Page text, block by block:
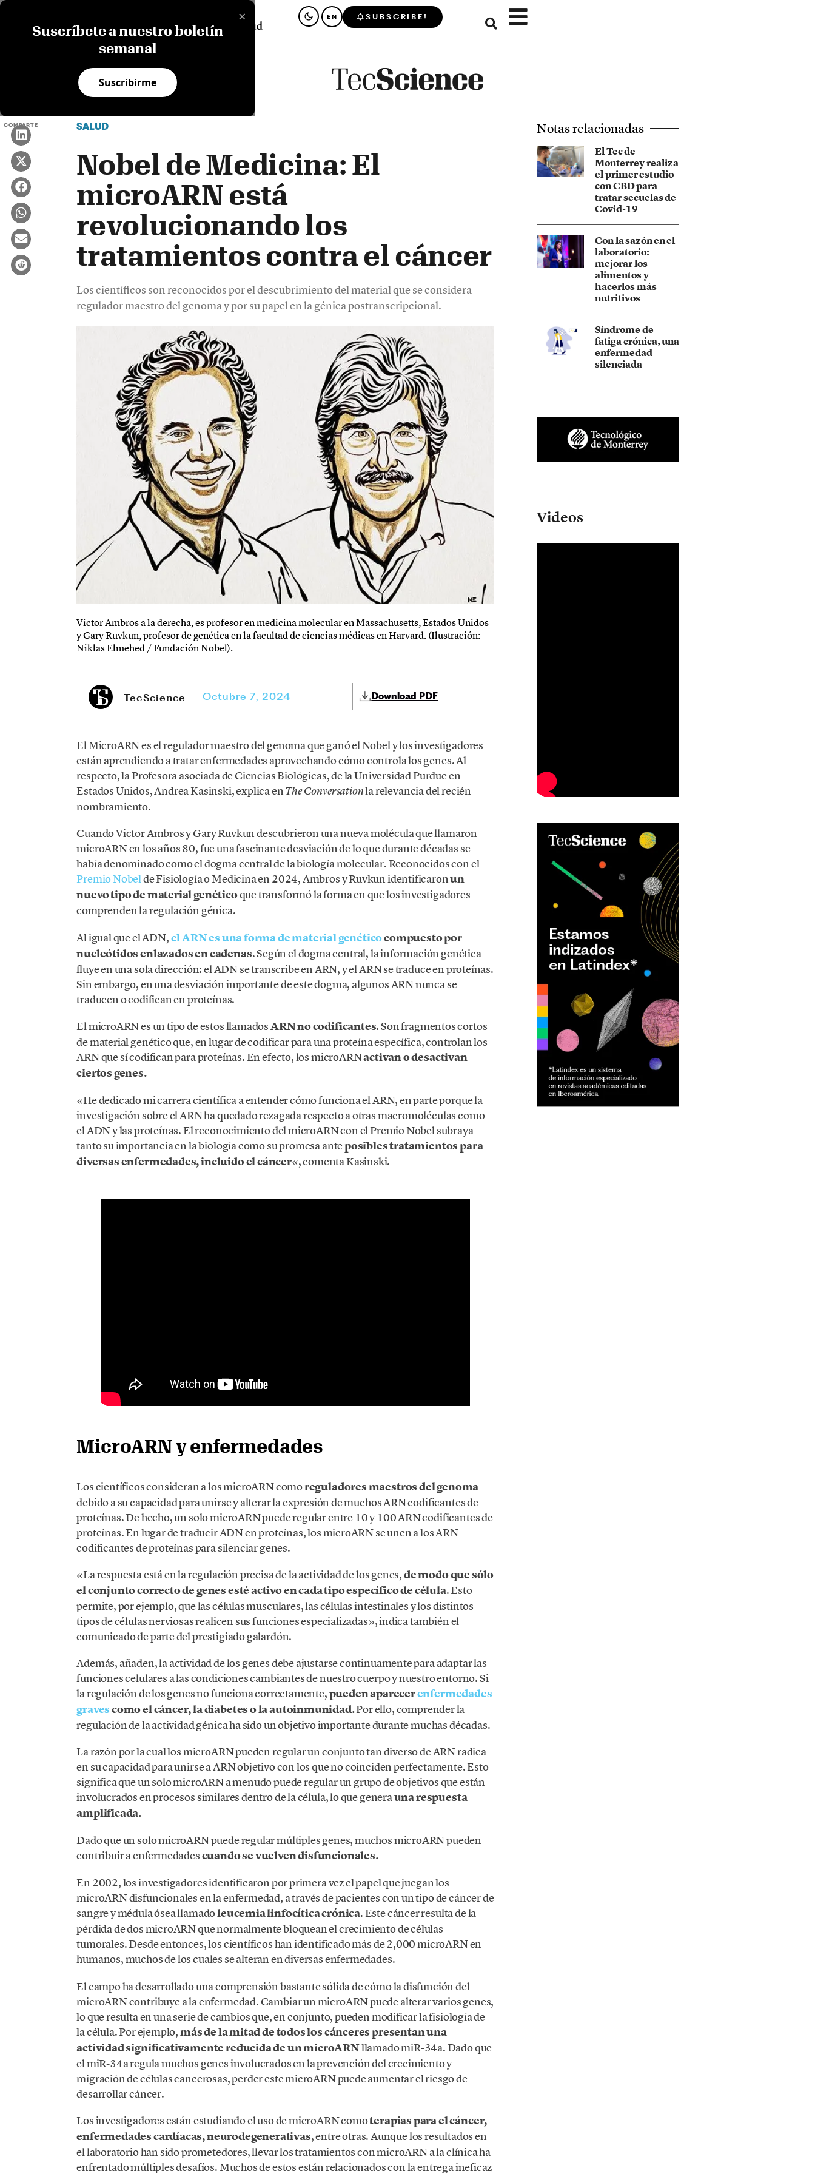
×
Suscríbete a nuestro boletín
semanal
Suscribirme
EN SUBSCRIBE!
COMPARTE SALUD
Nobel de Medicina: El
microARN está
revolucionando los
tratamientos contra el cáncer
Los científicos son reconocidos por el descubrimiento del material que se considera
regulador maestro del genoma y por su papel en la génica postranscripcional.
Victor Ambros a la derecha, es profesor en medicina molecular en Massachusetts, Estados Unidos
y Gary Ruvkun, profesor de genética en la facultad de ciencias médicas en Harvard. (Ilustración:
Niklas Elmehed / Fundación Nobel).
TecScience Octubre 7, 2024 Download PDF
El MicroARN es el regulador maestro del genoma que ganó el Nobel y los investigadores
están aprendiendo a tratar enfermedades aprovechando cómo controla los genes. Al
respecto, la Profesora asociada de Ciencias Biológicas, de la Universidad Purdue en
Estados Unidos, Andrea Kasinski, explica enThe Conversationla relevancia del recién
nombramiento.
Cuando Victor Ambros y Gary Ruvkun descubrieron una nueva molécula que llamaron
microARN en los años 80, fue una fascinante desviación de lo que durante décadas se
había denominado como el dogma central de la biología molecular. Reconocidos con el
Premio Nobelde Fisiología o Medicina en 2024, Ambros y Ruvkun identificaronun
nuevo tipo de material genéticoque transformó la forma en que los investigadores
comprenden la regulación génica.
Al igual que el ADN,el ARN es una forma de material genéticocompuesto por
nucleótidos enlazados en cadenas. Según el dogma central, la información genética
fluye en una sola dirección: el ADN se transcribe en ARN, y el ARN se traduce en proteínas.
Sin embargo, en una desviación importante de este dogma, algunos ARN nunca se
traducen o codifican en proteínas.
El microARN es un tipo de estos llamadosARN no codificantes. Son fragmentos cortos
de material genético que, en lugar de codificar para una proteína específica, controlan los
ARN que sí codifican para proteínas. En efecto, los microARNactivan o desactivan
ciertos genes.
«He dedicado mi carrera científica a entender cómo funciona el ARN, en parte porque la
investigación sobre el ARN ha quedado rezagada respecto a otras macromoléculas como
el ADN y las proteínas. El reconocimiento del microARN con el Premio Nobel subraya
tanto su importancia en la biología como su promesa anteposibles tratamientos para
diversas enfermedades, incluido el cáncer«, comenta Kasinski.
MicroARN y enfermedades
Los científicos consideran a los microARN comoreguladores maestros del genoma
debido a su capacidad para unirse y alterar la expresión de muchos ARN codificantes de
proteínas. De hecho, un solo microARN puede regular entre 10 y 100 ARN codificantes de
proteínas. En lugar de traducir ADN en proteínas, los microARN se unen a los ARN
codificantes de proteínas para silenciar genes.
«La respuesta está en la regulación precisa de la actividad de los genes,de modo que sólo
el conjunto correcto de genes esté activo en cada tipo específico de célula. Esto
permite, por ejemplo, que las células musculares, las células intestinales y los distintos
tipos de células nerviosas realicen sus funciones especializadas», indica también el
comunicado de parte del prestigiado galardón.
Además, añaden, la actividad de los genes debe ajustarse continuamente para adaptar las
funciones celulares a las condiciones cambiantes de nuestro cuerpo y nuestro entorno. Si
la regulación de los genes no funciona correctamente,pueden aparecerenfermedades
gravescomo el cáncer, la diabetes o la autoinmunidad.Por ello, comprender la
regulación de la actividad génica ha sido un objetivo importante durante muchas décadas.
La razón por la cual los microARN pueden regular un conjunto tan diverso de ARN radica
en su capacidad para unirse a ARN objetivo con los que no coinciden perfectamente. Esto
significa que un solo microARN a menudo puede regular un grupo de objetivos que están
involucrados en procesos similares dentro de la célula, lo que generauna respuesta
amplificada.
Dado que un solo microARN puede regular múltiples genes, muchos microARN pueden
contribuir a enfermedadescuando se vuelven disfuncionales.
En 2002, los investigadores identificaron por primera vez el papel que juegan los
microARN disfuncionales en la enfermedad, a través de pacientes con un tipo de cáncer de
sangre y médula ósea llamadoleucemia linfocítica crónica. Este cáncer resulta de la
pérdida de dos microARN que normalmente bloquean el crecimiento de células
tumorales. Desde entonces, los científicos han identificado más de 2,000 microARN en
humanos, muchos de los cuales se alteran en diversas enfermedades.
El campo ha desarrollado una comprensión bastante sólida de cómo la disfunción del
microARN contribuye a la enfermedad. Cambiar un microARN puede alterar varios genes,
lo que resulta en una serie de cambios que, en conjunto, pueden modificar la fisiología de
la célula. Por ejemplo,más de la mitad de todos los cánceres presentan una
actividad significativamente reducida de un microARNllamado miR-34a. Dado que
el miR-34a regula muchos genes involucrados en la prevención del crecimiento y
migración de células cancerosas, perder este microARN puede aumentar el riesgo de
desarrollar cáncer.
Los investigadores están estudiando el uso de microARN comoterapias para el cáncer,
enfermedades cardíacas, neurodegenerativas, entre otras. Aunque los resultados en
el laboratorio han sido prometedores, llevar los tratamientos con microARN a la clínica ha
enfrentado múltiples desafíos. Muchos de estos están relacionados con la entrega ineficaz
Notas relacionadas
El Tec de
Monterrey realiza
el primer estudio
con CBD para
tratar secuelas de
Covid-19
Con la sazón en el
laboratorio:
mejorar los
alimentos y
hacerlos más
nutritivos
Síndrome de
fatiga crónica, una
enfermedad
silenciada
Videos